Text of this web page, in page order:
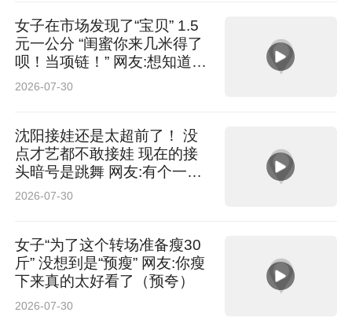
女子在市场发现了“宝贝” 1.5
元一公分 “闺蜜你来几米得了
呗！当项链！” 网友:想知道泡
澡的时候会不会漂起来 这对
2026-07-30
沈阳接娃还是太超前了！ 没
点才艺都不敢接娃 现在的接
头暗号是跳舞 网友:有个一起
疯的爸爸是一辈子幸福
2026-07-30
女子“为了这个转场准备瘦30
斤” 没想到是“预瘦” 网友:你瘦
下来真的太好看了（预夸）
2026-07-30